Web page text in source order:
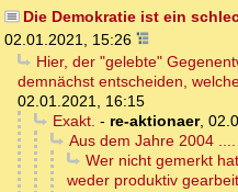
Die Demokratie ist ein
02.01.2021, 15:26
Hier, der "gelebte"
demnächst entscheiden,
02.01.2021, 16:15
Exakt. - re-aktionaer,
Aus dem Jahre 2004 ....
Wer nicht gemerkt
weder produktiv